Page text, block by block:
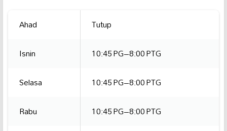
Ahad
Tutup
Isnin
10:45 PG–8:00 PTG
Selasa
10:45 PG–8:00 PTG
Rabu
10:45 PG–8:00 PTG